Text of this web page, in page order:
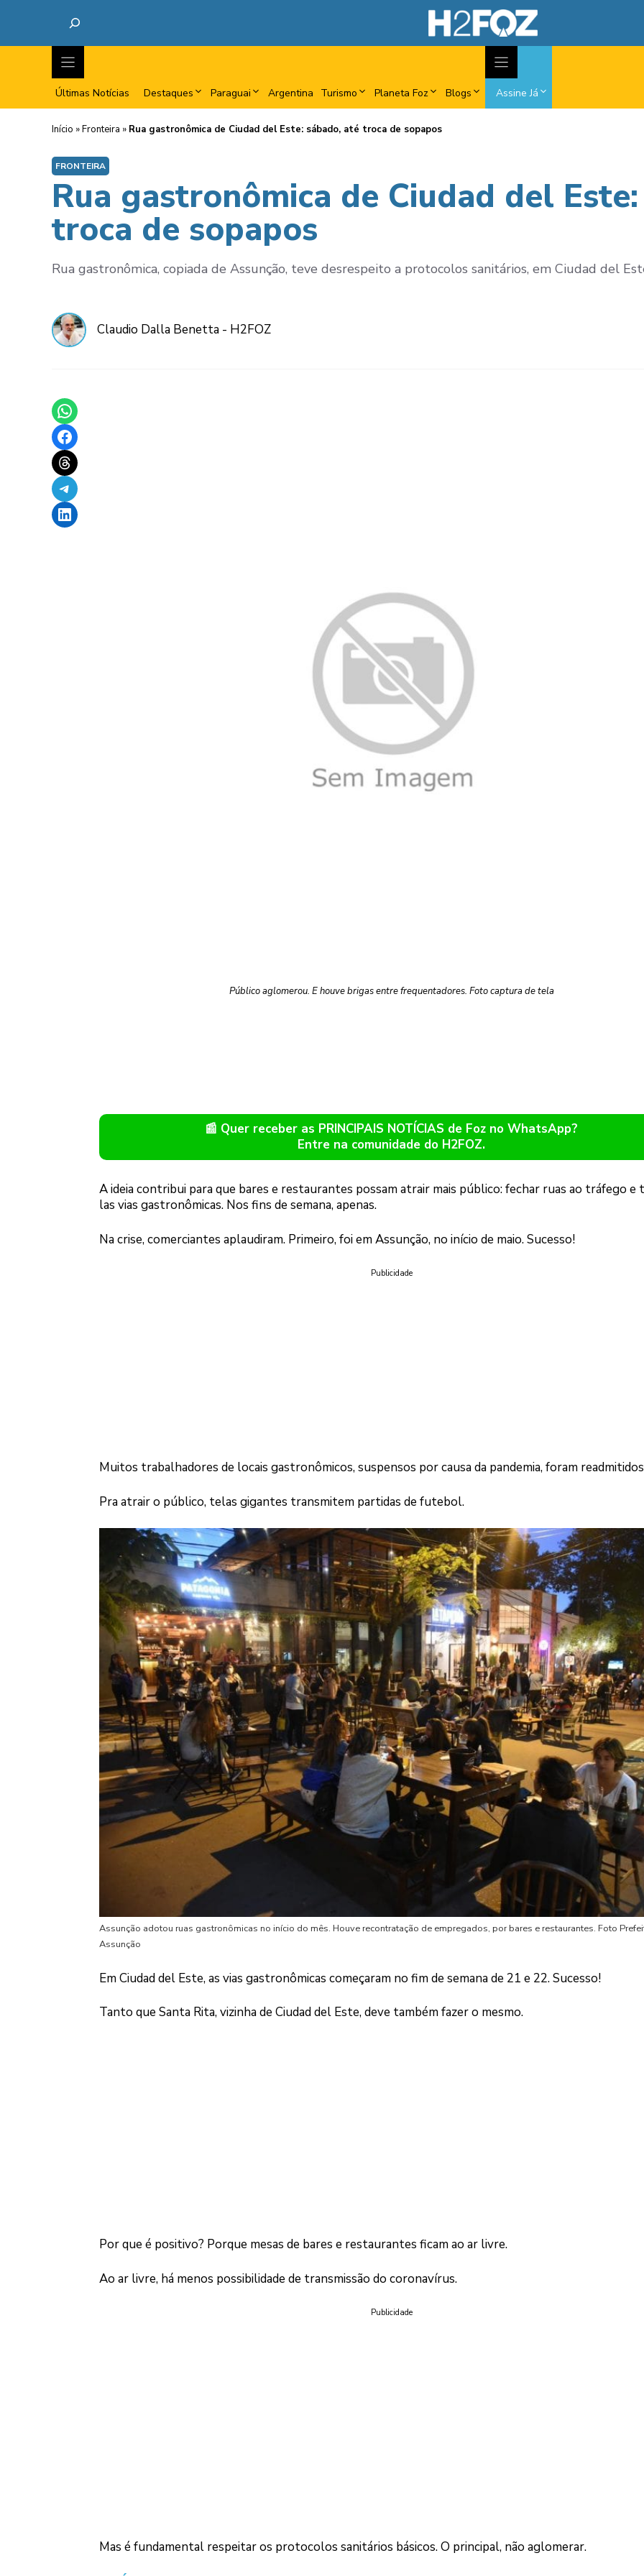
Últimas Notícias Destaques Paraguai Argentina Turismo Planeta Foz Blogs Assine Já
Início »Fronteira » Rua gastronômica de Ciudad del Este: sábado, até troca de sopapos
FRONTEIRA
Rua gastronômica de Ciudad del
troca de sopapos
Rua gastronômica, copiada de Assunção, teve desrespeito a protocolos sanitários, em Ciudad del
Claudio Dalla Benetta - H2FOZ
Share on WhatsApp
Share on Facebook
Share on Threads
Share on Telegram
Share on LinkedIn
Público aglomerou. E houve brigas entre frequentadores. Foto captura de tela
📰 Quer receber as PRINCIPAIS NOTÍCIAS de Foz no WhatsApp?
Entre na comunidade do H2FOZ.
A ideia contribui para que bares e restaurantes possam atrair mais público: fechar ruas ao tráfego e
las vias gastronômicas. Nos fins de semana, apenas.
Na crise, comerciantes aplaudiram. Primeiro, foi em Assunção, no início de maio. Sucesso!
Publicidade
Muitos trabalhadores de locais gastronômicos, suspensos por causa da pandemia, foram
Pra atrair o público, telas gigantes transmitem partidas de futebol.
Assunção adotou ruas gastronômicas no início do mês. Houve recontratação de empregados, por bares e restaurantes. Foto
Assunção
Em Ciudad del Este, as vias gastronômicas começaram no fim de semana de 21 e 22. Sucesso!
Tanto que Santa Rita, vizinha de Ciudad del Este, deve também fazer o mesmo.
Por que é positivo? Porque mesas de bares e restaurantes ficam ao ar livre.
Ao ar livre, há menos possibilidade de transmissão do coronavírus.
Publicidade
Mas é fundamental respeitar os protocolos sanitários básicos. O principal, não aglomerar.